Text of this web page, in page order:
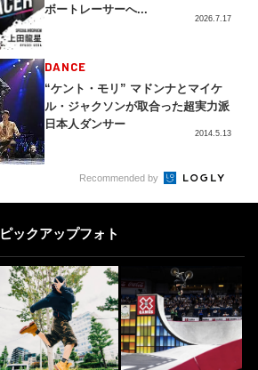
ボートレーサーへ...
2026.7.17
DANCE
“ケント・モリ” マドンナとマイケ
ル・ジャクソンが取合った超実力派
日本人ダンサー
2014.5.13
DOUBLEDUTCH
この夏の主役に相応しいGRAND P
G...
日本最大級のアクションスポーツマ
ガジン | FINEPLAY [ファインプレ
ー]
2021.1.15
5
Recommended by
ピックアップフォト